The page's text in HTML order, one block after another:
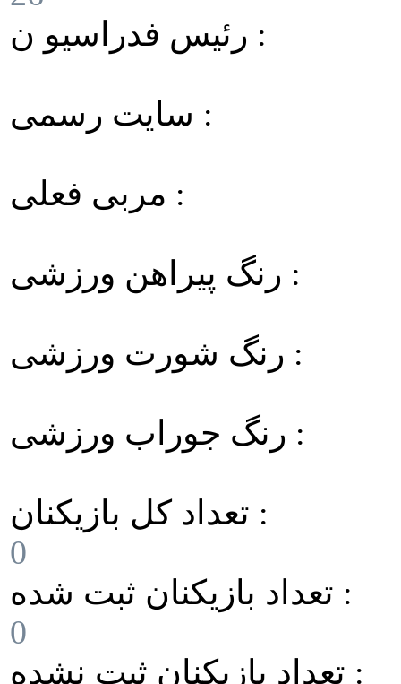
رئیس فدراسیو ن :
سایت رسمی :
مربی فعلی :
رنگ پیراهن ورزشی :
رنگ شورت ورزشی :
رنگ جوراب ورزشی :
تعداد کل بازیکنان :
0
تعداد بازیکنان ثبت شده :
0
تعداد بازیکنان ثبت نشده :